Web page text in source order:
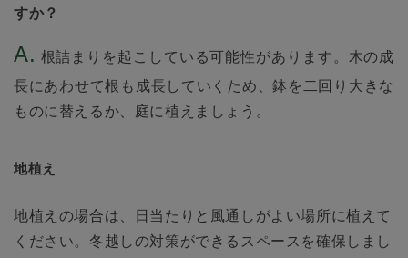
すか？
根詰まりを起こしている可能性があります。木の成
長にあわせて根も成長していくため、鉢を二回り大きな
ものに替えるか、庭に植えましょう。
地植え
地植えの場合は、日当たりと風通しがよい場所に植えて
ください。冬越しの対策ができるスペースを確保しまし